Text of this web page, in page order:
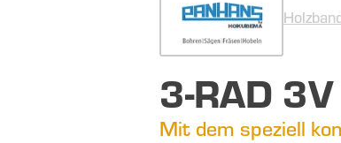
3-RAD 3V
Mit dem speziell